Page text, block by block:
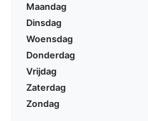
Maandag
Dinsdag
Woensdag
Donderdag
Vrijdag
Zaterdag
Zondag